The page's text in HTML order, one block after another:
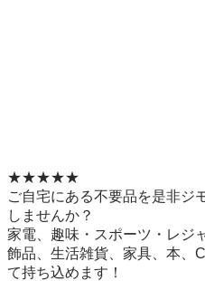
★★★★★
ご自宅にある不要品を是非ジ
しませんか？
家電、趣味・スポーツ・レジ
飾品、生活雑貨、家具、本、
て持ち込めます！